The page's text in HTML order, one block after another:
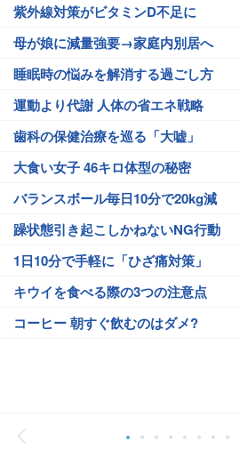
紫外線対策がビタミンD不足に
母が娘に減量強要→家庭内別居へ
睡眠時の悩みを解消する過ごし方
運動より代謝 人体の省エネ戦略
歯科の保健治療を巡る「大嘘」
大食い女子 46キロ体型の秘密
バランスボール毎日10分で20kg減
躁状態引き起こしかねないNG行動
1日10分で手軽に「ひざ痛対策」
キウイを食べる際の3つの注意点
コーヒー 朝すぐ飲むのはダメ?